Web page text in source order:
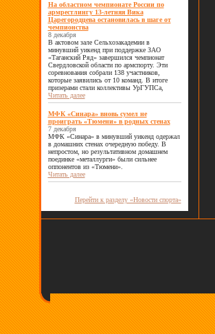
На областном чемпионате России по
армрестлингу 13-летняя Вика
Царегородцева остановилась в шаге от
чемпионства
8 декабря
В актовом зале Сельхозакадемии в
минувший уикенд при поддержке ЗАО
«Таганский Ряд» завершился чемпионат
Свердловской области по армспорту. Эти
соревнования собрали 138 участников,
которые заявились от 10 команд. В итоге
призерами стали коллективы УрГУПСа,
Читать далее
МФК «Синара» вновь сумел не
проиграть «Тюмени» в родных стенах
7 декабря
МФК «Синара» в минувший уикенд одержал
в домашних стенах очередную победу. В
непростом, но результативном домашнем
поединке «металлурги» были сильнее
оппонентов из «Тюмени».
Читать далее
Перейти к разделу «Новости спорта»